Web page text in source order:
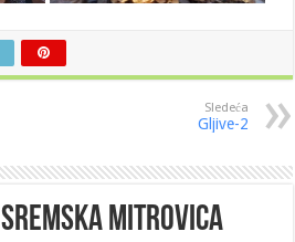
Sledeća
Gljive-2
Sremska Mitrovica